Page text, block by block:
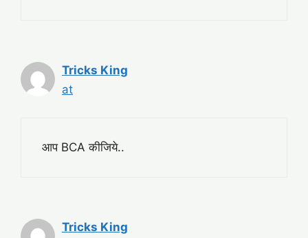
Tricks King
at
आप BCA कीजिये..
Tricks King